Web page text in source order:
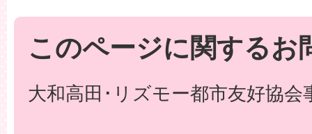
このページに関するお
大和高田･リズモー都市友好協会